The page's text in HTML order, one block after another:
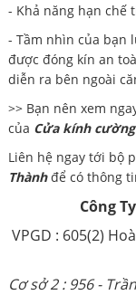
- Khả năng hạn chế
- Tầm nhìn của bạn
được đóng kín an
diễn ra bên ngoài
>> Bạn nên xem
của Cửa kính
Liên hệ ngay tới bộ
Thànhđể có thông
Công
VPGD : 605(2)
Cơ sở 2 : 956 -